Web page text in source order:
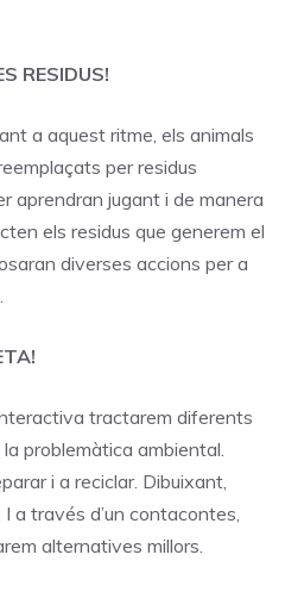
RESIDUS!
a aquest ritme, els animals
per residus
aprendran jugant i de manera
els residus que generem el
diverses accions per a
tractarem diferents
problemàtica ambiental.
i a reciclar. Dibuixant,
a través d’un contacontes,
alternatives millors.